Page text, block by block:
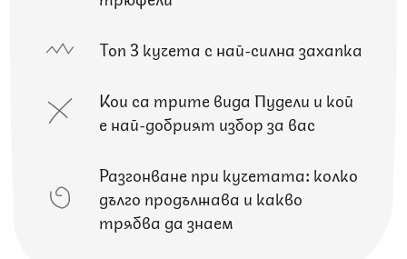
Топ 3 кучета с най-силна захапка
Кои са трите вида Пудели и кой
е най-добрият избор за вас
Разгонване при кучетата: колко
дълго продължава и какво
трябва да знаем